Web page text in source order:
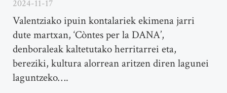
2024-11-17
Valentziako ipuin kontalariek ekimena jarri
dute martxan, ‘Còntes per la DANA’,
denboraleak kaltetutako herritarrei eta,
bereziki, kultura alorrean aritzen diren lagunei
laguntzeko….